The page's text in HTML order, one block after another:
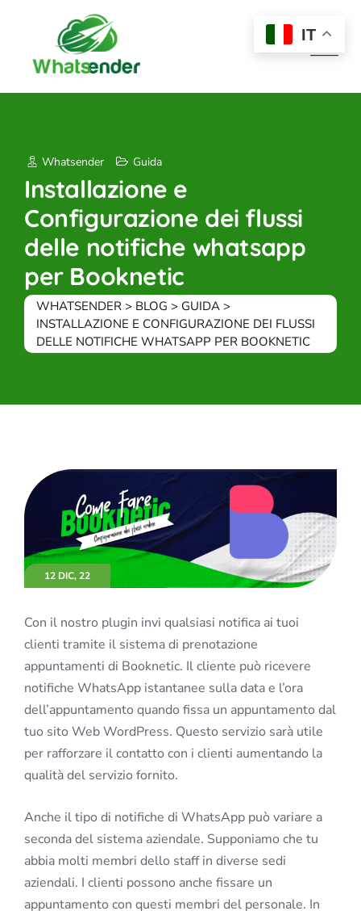
Whatsender Guida
Installazione e
Configurazione dei flussi
delle notifiche whatsapp
per Booknetic
WHATSENDER > BLOG > GUIDA >
INSTALLAZIONE E CONFIGURAZIONE DEI FLUSSI
DELLE NOTIFICHE WHATSAPP PER BOOKNETIC
12 DIC, 22
Con il nostro plugin invi qualsiasi notifica ai tuoi
clienti tramite il sistema di prenotazione
appuntamenti di Booknetic. Il cliente può ricevere
notifiche WhatsApp istantanee sulla data e l’ora
dell’appuntamento quando fissa un appuntamento dal
tuo sito Web WordPress. Questo servizio sarà utile
per rafforzare il contatto con i clienti aumentando la
qualità del servizio fornito.
Anche il tipo di notifiche di WhatsApp può variare a
seconda del sistema aziendale. Supponiamo che tu
abbia molti membri dello staff in diverse sedi
aziendali. I clienti possono anche fissare un
appuntamento con questi membri del personale. In
IT